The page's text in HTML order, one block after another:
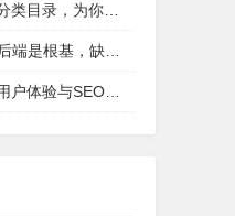
你的新站快速引流
根基，缺一不可
友好的双赢策略